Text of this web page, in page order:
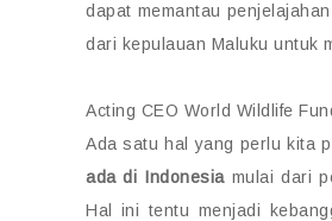
dapat memantau
dari kepulauan Maluku untuk
Acting CEO World Wildlife
Ada satu hal yang perlu kita
ada di Indonesiamulai dari
Hal ini tentu menjadi